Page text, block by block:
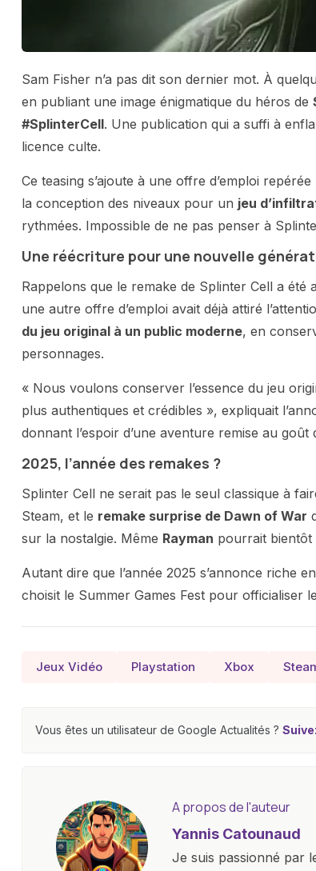
Sam Fisher n’a pas dit son dernier mot. À
en publiant une image énigmatique du héros de
#SplinterCell. Une publication qui a suffi à
licence culte.
Ce teasing s’ajoute à une offre d’emploi
la conception des niveaux pour un jeu
rythmées. Impossible de ne pas penser à
Une réécriture pour une nouvelle
Rappelons que le remake de Splinter Cell a été
une autre offre d’emploi avait déjà attiré
du jeu original à un public moderne, en
personnages.
« Nous voulons conserver l’essence du jeu
plus authentiques et crédibles », expliquait
donnant l’espoir d’une aventure remise au
2025, l’année des remakes ?
Splinter Cell ne serait pas le seul classique à
Steam, et le remake surprise de Dawn of War
sur la nostalgie. Même Rayman pourrait bientôt
Autant dire que l’année 2025 s’annonce riche
choisit le Summer Games Fest pour officialiser
Jeux Vidéo Playstation Xbox
Vous êtes un utilisateur de Google Actualités ?
A propos de l'auteur
Yannis Catounaud
Je suis passionné par